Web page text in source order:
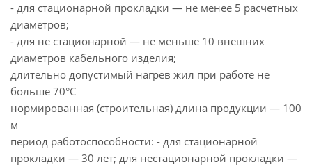
- для стационарной прокладки — не менее 5 расчетных
диаметров;
- для не стационарной — не меньше 10 внешних
диаметров кабельного изделия;
длительно допустимый нагрев жил при работе не
больше 70°С
нормированная (строительная) длина продукции — 100
м
период работоспособности: - для стационарной
прокладки — 30 лет; для нестационарной прокладки —